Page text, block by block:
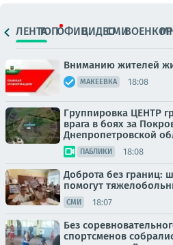
ЛЕНТАТОПОФИЦ.ВИДЕОСМИ
Вниманию жителей
МАКЕЕВКА 18:08
Группировка ЦЕНТР
врага в боях за
Днепропетровской
ПАБЛИКИ 18:08
Доброта без границ:
помогут
СМИ 18:07
Без
спортсменов